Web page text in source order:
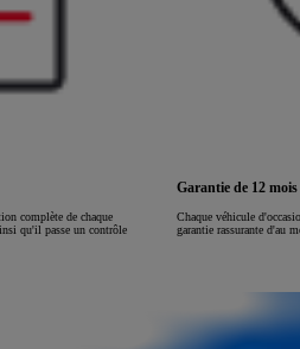
complète de chaque
qu'il passe un contrôle
Garantie de 12
Chaque véhicule
garantie rassurante d'au